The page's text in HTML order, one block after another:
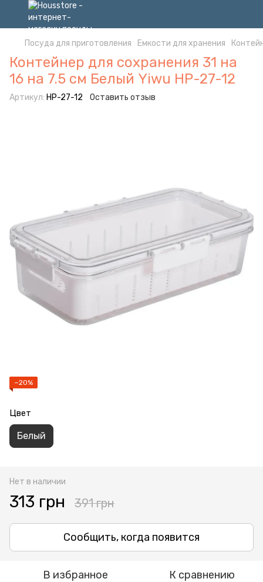
Посуда для приготовления Емкости для хранения
Контейнер для сохранения 31 на
16 на 7.5 см Белый Yiwu HP-27-12
Артикул: HP-27-12 Оставить отзыв
−20%
Цвет
Белый
Нет в наличии
313 грн 391 грн
Сообщить, когда появится
В избранное К сравнению